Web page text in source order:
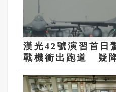
漢光42號演習首日
戰機衝出跑道 疑